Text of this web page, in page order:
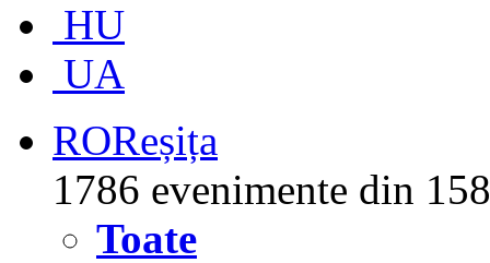
HU
UA
ROReșița
1786 evenimente din
Toate